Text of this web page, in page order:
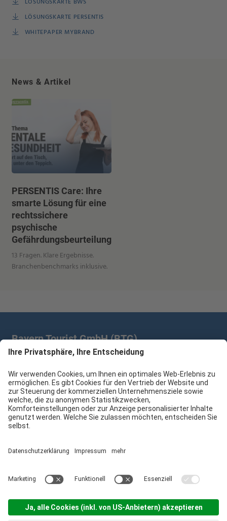
LÖSUNGSKARTE PERSENTIS
WHITEPAPER MYBRAND
News & Artikel
PERSENTIS Care: Ihre
smarte Lösung für eine
rechtssichere
psychische
Gefährdungsbeurteilung
13 Fragen. Klare Ergebnisse.
Branchenbenchmarks inklusive.
Bayern Tourist GmbH (BTG)
Prinz-Ludwig-Palais | Türkenstr. 7 | 80333 München
branchenpartner@btg-service.de
Bayern Tourist GmbH (BTG) Sitemap
Impressum
Datenschutzerklärung
Cookie-Einstellungen produced by